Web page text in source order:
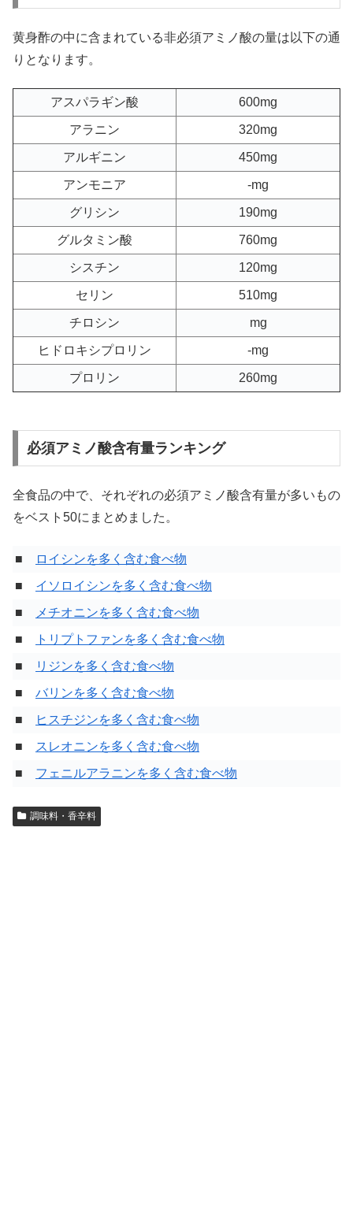
黄身酢の中に含まれている非必須アミノ酸の量は以下の通
りとなります。
アスパラギン酸 600mg
アラニン 320mg
アルギニン 450mg
アンモニア -mg
グリシン 190mg
グルタミン酸 760mg
シスチン 120mg
セリン 510mg
チロシン mg
ヒドロキシプロリン -mg
プロリン 260mg
必須アミノ酸含有量ランキング
全食品の中で、それぞれの必須アミノ酸含有量が多いもの
をベスト50にまとめました。
■
ロイシンを多く含む食べ物
■ イソロイシンを多く含む食べ物
■
メチオニンを多く含む食べ物
■
トリプトファンを多く含む食べ物
■
リジンを多く含む食べ物
■ バリンを多く含む食べ物
■
ヒスチジンを多く含む食べ物
■
スレオニンを多く含む食べ物
■ フェニルアラニンを多く含む食べ物
調味料・香辛料